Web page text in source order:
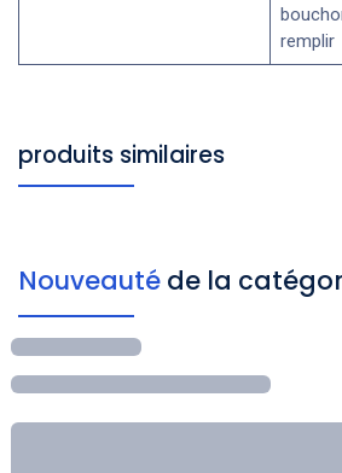
remplir
produits similaires
Nouveauté de la